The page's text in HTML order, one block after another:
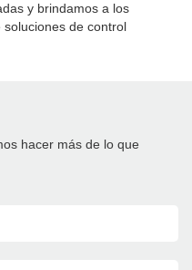
y brindamos a los
de control
hacer más de lo que